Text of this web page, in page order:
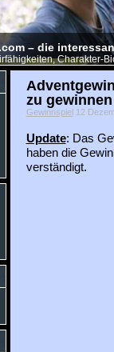
– die
Charakter-
zu gewinnen
Gewinnspiel12
Update: Das
haben die
verständigt.